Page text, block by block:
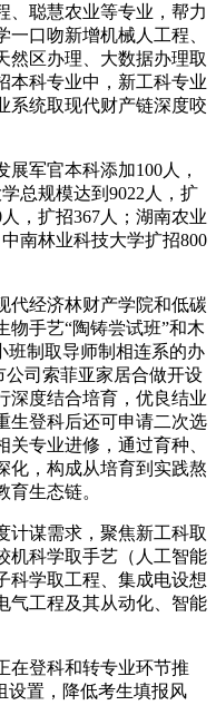
、聪慧农业等专业，帮力
口吻新增机械人工程、
然区办理、大数据办理取
本科专业中，新工科专业
系统取现代财产链深度咬
军官本科添加100人，
总规模达到9022人，扩
，扩招367人；湖南农业
南林业科技大学扩招800
经济林财产学院和低碳
物手艺“陶铸尝试班”和木
班制取导师制相连系的办
司索菲亚家居合做开设
深度结合培育，优良结业
生登科后还可申请二次选
专业进修，通过育种、
化，构成从培育到实践熬
生态链。
谋需求，聚焦新工科取
机科学取手艺（人工智能
科学取工程、集成电设想
气工程及其从动化、智能
登科和转专业环节推
设置，降低考生填报风